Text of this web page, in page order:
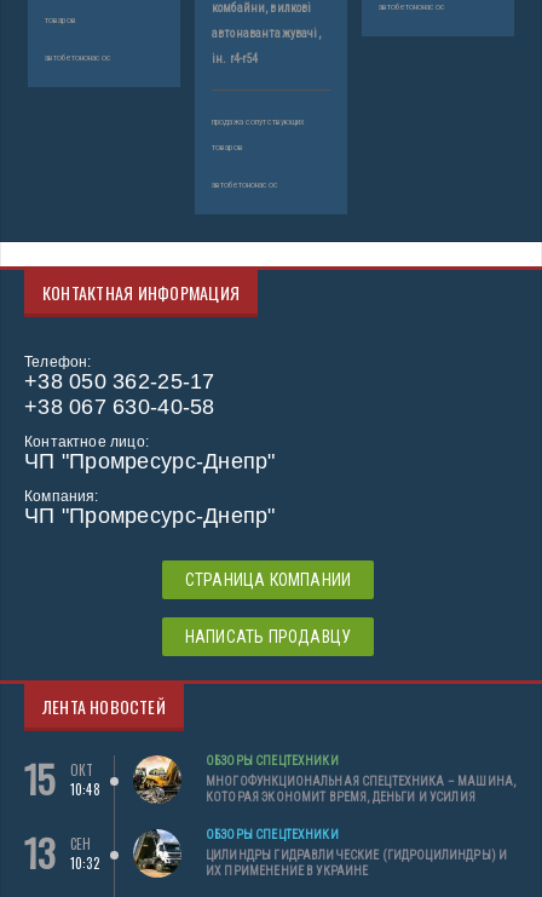
товаров
автобетононасос
комбайни, вилкові
автонавантажувачі,
ін. r4-r54
продажа сопутствующих
товаров
автобетононасос
автобетононасос
КОНТАКТНАЯ ИНФОРМАЦИЯ
Телефон:
+38 050 362-25-17
+38 067 630-40-58
Контактное лицо:
ЧП "Промресурс-Днепр"
Компания:
ЧП "Промресурс-Днепр"
СТРАНИЦА КОМПАНИИ
НАПИСАТЬ ПРОДАВЦУ
ЛЕНТА НОВОСТЕЙ
15
ОКТ
10:48
ОБЗОРЫ СПЕЦТЕХНИКИ
МНОГОФУНКЦИОНАЛЬНАЯ СПЕЦТЕХНИКА – МАШИНА,
КОТОРАЯ ЭКОНОМИТ ВРЕМЯ, ДЕНЬГИ И УСИЛИЯ
13
СЕН
10:32
ОБЗОРЫ СПЕЦТЕХНИКИ
ЦИЛИНДРЫ ГИДРАВЛИЧЕСКИЕ (ГИДРОЦИЛИНДРЫ) И
ИХ ПРИМЕНЕНИЕ В УКРАИНЕ